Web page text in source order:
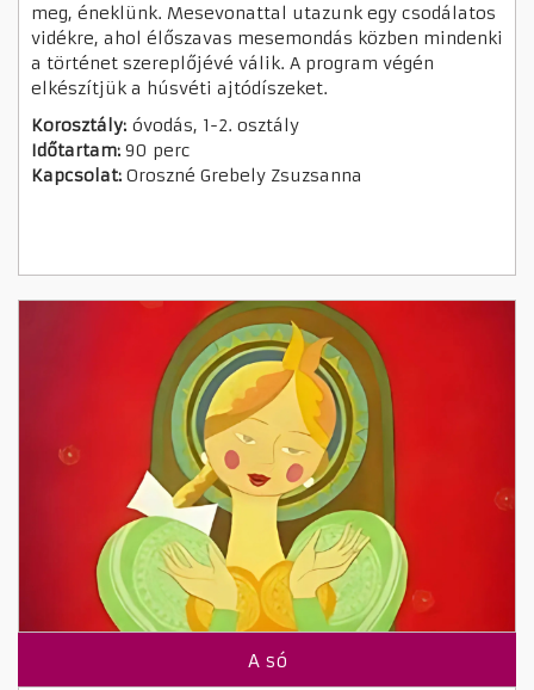
meg, éneklünk. Mesevonattal utazunk egy csodálatos
vidékre, ahol élőszavas mesemondás közben mindenki
a történet szereplőjévé válik. A program végén
elkészítjük a húsvéti ajtódíszeket.
Korosztály: óvodás, 1-2. osztály
Időtartam: 90 perc
Kapcsolat: Oroszné Grebely Zsuzsanna
A só